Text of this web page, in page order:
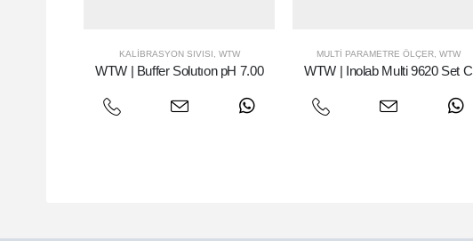
KALIBRASYON SIVISI, WTW
WTW | Buffer Solutıon pH 7.00
MULTI PARAMETRE ÖLÇER, WTW
WTW | Inolab Multi 9620 Set C